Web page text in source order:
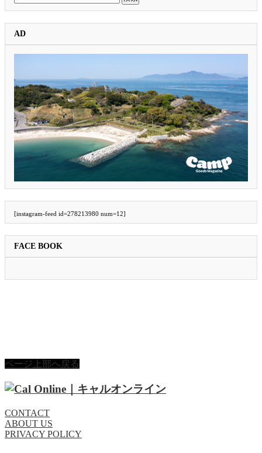
索:
AD
[instagram-feed id=278213980 num=12]
FACE BOOK
ページ上部へ戻る
CONTACT
ABOUT US
PRIVACY POLICY